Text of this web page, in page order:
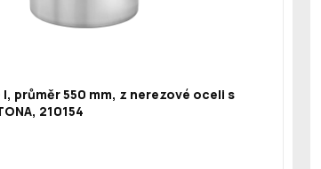
l, průměr 550 mm, z nerezové oceli s
210154